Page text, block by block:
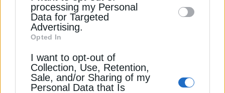
processing my Personal
Data for Targeted
Advertising.
Opted In
I want to opt-out of
Collection, Use, Retention,
Sale, and/or Sharing of my
Personal Data that Is
δικαστικές διαμάχες της Gazprom
Τι μηχανισμό ευελιξίας για τις μονάδες φυσικού
αερίου μελετά το ΥΠΕΝ
ΣΔΙΤ: Πληρωμές διαθεσιμότητας 3,5 δισ. για την
επόμενη 30ετία